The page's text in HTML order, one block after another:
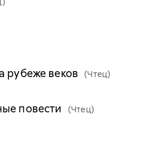
рубеже веков
(Чтец)
повести
(Чтец)